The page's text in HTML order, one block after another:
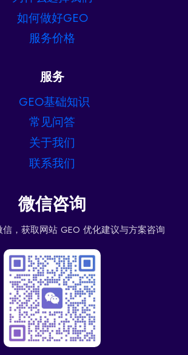
如何做好GEO
服务价格
服务
GEO基础知识
常见问答
关于我们
联系我们
微信咨询
，获取网站 GEO 优化建议与方案咨询